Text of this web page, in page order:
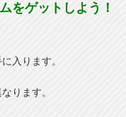
をゲットしよう！
入ります。
ります。